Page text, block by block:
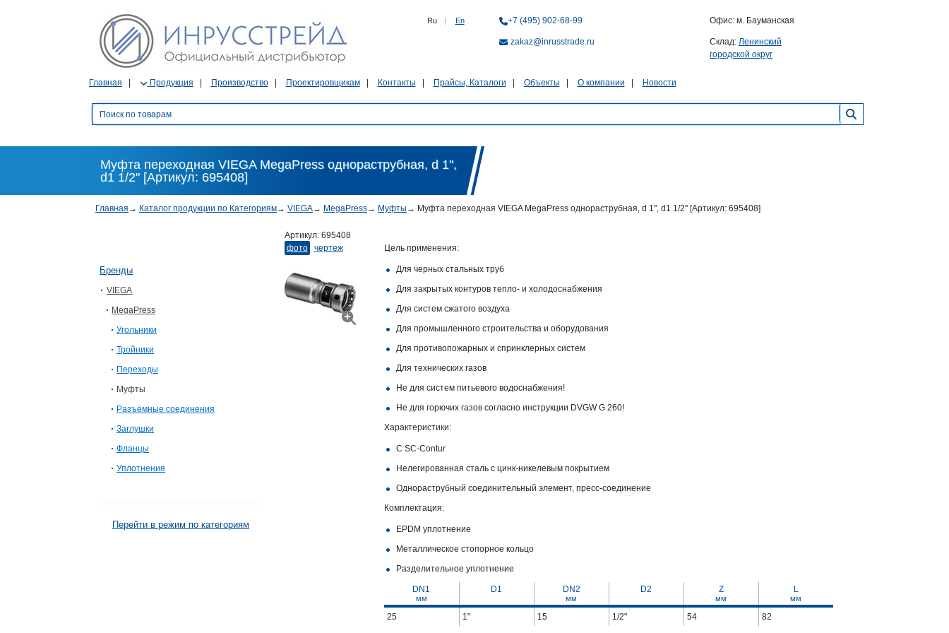
Ru | En +7 (495) 902-68-99
zakaz@inrusstrade.ru
Офис: м. Бауманская
Склад: Ленинский
городской округ
Главная Продукция Производство Проектировщикам Контакты Прайсы, Каталоги Объекты О компании Новости
Муфта переходная VIEGA MegaPress однораструбная, d 1",
d1 1/2" [Артикул: 695408]
Главная → Каталог продукции по Категориям→ VIEGA→ MegaPress→ Муфты → Муфта переходная VIEGA MegaPress однораструбная, d 1", d1 1/2" [Артикул: 695408]
Бренды
VIEGA
MegaPress
Угольники
Тройники
Переходы
Муфты
Разъёмные соединения
Заглушки
Фланцы
Уплотнения
Перейти в режим по категориям
Артикул: 695408
фото
чертеж Цель применения:
Для черных стальных труб
Для закрытых контуров тепло- и холодоснабжения
Для систем сжатого воздуха
Для промышленного строительства и оборудования
Для противопожарных и спринклерных систем
Для технических газов
Не для систем питьевого водоснабжения!
Не для горючих газов согласно инструкции DVGW G 260!
Характеристики:
С SC‑Contur
Нелегированная сталь с цинк-никелевым покрытием
Однораструбный соединительный элемент, пресс-соединение
Комплектация:
EPDM уплотнение
Металлическое стопорное кольцо
Разделительное уплотнение
DN1 D1 DN2 D2 Z L
мм мм мм мм
25 1" 15 1/2" 54 82